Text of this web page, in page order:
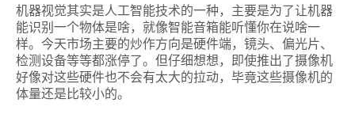
机器视觉其实是人工智能技术的一种，主要是为了让机器
能识别一个物体是啥，就像智能音箱能听懂你在说啥一
样。今天市场主要的炒作方向是硬件端，镜头、偏光片、
检测设备等等都涨停了。但仔细想想，即使推出了摄像机
好像对这些硬件也不会有太大的拉动，毕竟这些摄像机的
体量还是比较小的。